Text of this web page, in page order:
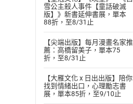
雪公主殺人事件【童話破滅
版】》新書延伸書展，單本
88折，至8/31止
【尖端出版】每月漫畫名家推
薦：高橋留美子，單本75
折，至8/31止
【大雁文化 x 日出出版】陪你
找到情緒出口，心理勵志書
展，單本85折，至9/10止